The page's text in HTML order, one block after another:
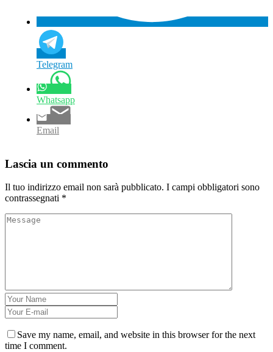
Telegram
Whatsapp
Email
Lascia un commento
Il tuo indirizzo email non sarà pubblicato. I campi obbligatori sono
contrassegnati *
Save my name, email, and website in this browser for the next
time I comment.